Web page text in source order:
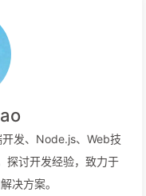
发、Node.js、Web技
探讨开发经验，致力于
决方案。